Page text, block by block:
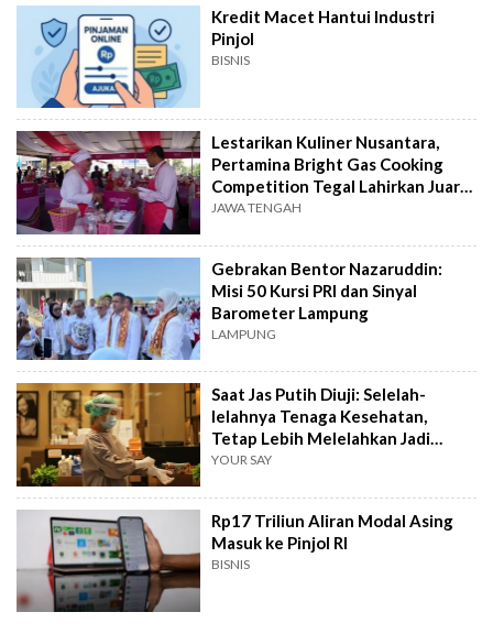
Kredit Macet Hantui Industri
Pinjol
BISNIS
Lestarikan Kuliner Nusantara,
Pertamina Bright Gas Cooking
Competition Tegal Lahirkan Juara
Baru
JAWA TENGAH
Gebrakan Bentor Nazaruddin:
Misi 50 Kursi PRI dan Sinyal
Barometer Lampung
LAMPUNG
Saat Jas Putih Diuji: Selelah-
lelahnya Tenaga Kesehatan,
Tetap Lebih Melelahkan Jadi
Pasien
YOUR SAY
Rp17 Triliun Aliran Modal Asing
Masuk ke Pinjol RI
BISNIS